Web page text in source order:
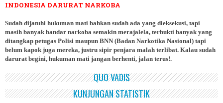
INDONESIA DARURAT NARKOBA
Sudah dijatuhi hukuman mati bahkan sudah ada yang dieksekusi, tapi
masih banyak bandar narkoba semakin merajalela, terbukti banyak yang
ditangkap petugas Polisi maupun BNN (Badan Narkotika Nasional) tapi
belum kapok juga mereka, justru sipir penjara malah terlibat. Kalau sudah
darurat begini, hukuman mati jangan berhenti, jalan terus!.
QUO VADIS
KUNJUNGAN STATISTIK